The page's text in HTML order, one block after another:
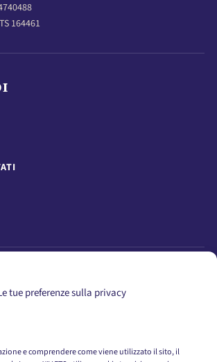
tue preferenze sulla privacy
e comprendere come viene utilizzato il sito, il
164461
eventi, seminari e pubblicazioni.
DI ISCRIZIONE